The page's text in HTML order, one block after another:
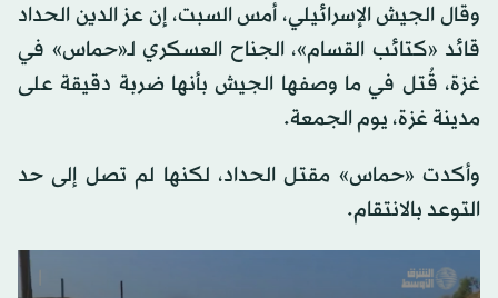
وقال الجيش الإسرائيلي، أمس السبت، إن عز الدين الحداد
قائد «كتائب القسام»، الجناح العسكري لـ«حماس» في
غزة، قُتل في ما وصفها الجيش بأنها ضربة دقيقة على
مدينة غزة، يوم الجمعة.
وأكدت «حماس» مقتل الحداد، لكنها لم تصل إلى حد
التوعد بالانتقام.